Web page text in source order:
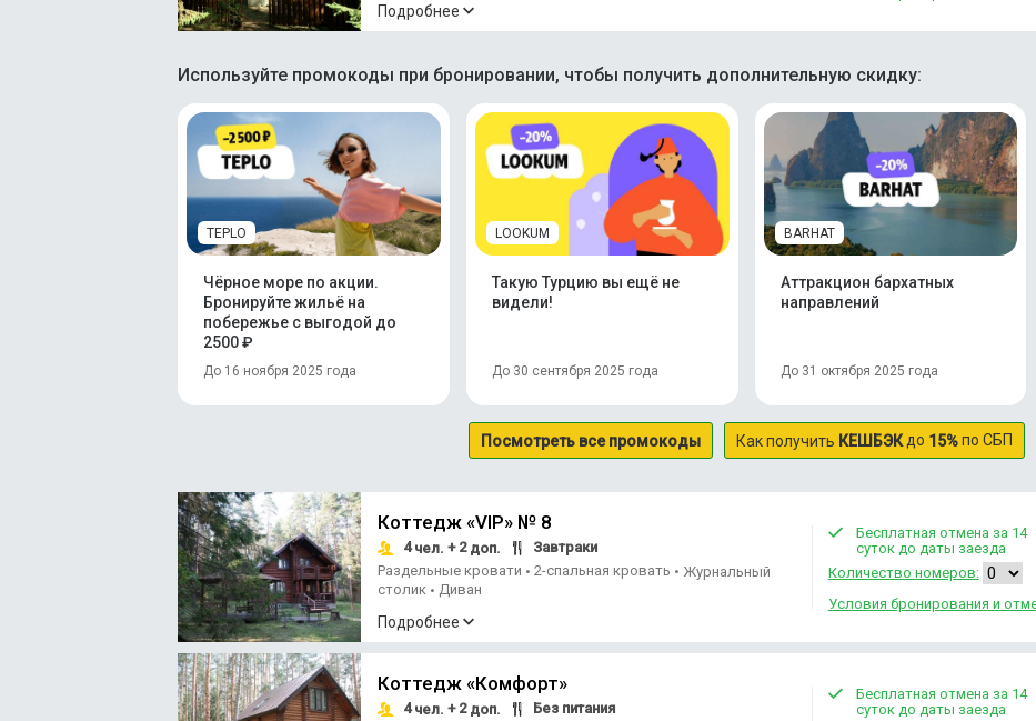
Подробнее
Используйте промокоды при бронировании, чтобы получить дополнительную скидку:
TEPLO
Чёрное море по акции.
Бронируйте жильё на
побережье с выгодой до
2500 ₽
До 16 ноября 2025 года
LOOKUM
Такую Турцию вы ещё не
видели!
До 30 сентября 2025 года
BARHAT
Аттракцион бархатных
направлений
До 31 октября 2025 года
Посмотреть все промокоды Как получить КЕШБЭКдо 15%по СБП
Коттедж «VIP» № 8
4чел. + 2доп.
Завтраки
Раздельные кровати • 2-спальная кровать • Журнальный
столик • Диван
Подробнее
Бесплатная отмена за 14
суток до даты заезда
Количество номеров:
Условия бронирования и
Коттедж «Комфорт»
4чел. + 2доп.
Без питания
Бесплатная отмена за 14
суток до даты заезда